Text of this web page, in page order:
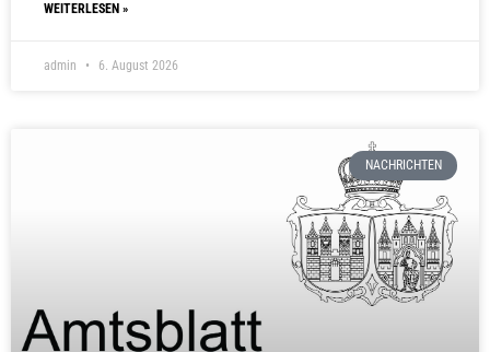
WEITERLESEN »
admin 6. August 2026
NACHRICHTEN